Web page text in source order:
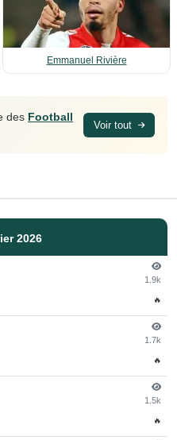
Emmanuel Rivière
des Football
Voir tout
2026
1.9k
🔥
1.7k
🔥
1.5k
🔥